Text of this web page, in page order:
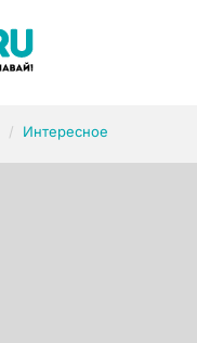
Интересное